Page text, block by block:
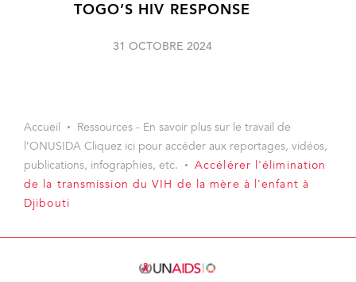
TOGO’S HIV RESPONSE
31 OCTOBRE 2024
Accueil
Ressources - En savoir plus sur le travail de
l’ONUSIDA Cliquez ici pour accéder aux reportages, vidéos,
publications, infographies, etc.
Accélérer l'élimination
de la transmission du VIH de la mère à l'enfant à
Djibouti